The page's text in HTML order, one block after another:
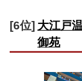
[6位] 大江戸
御苑